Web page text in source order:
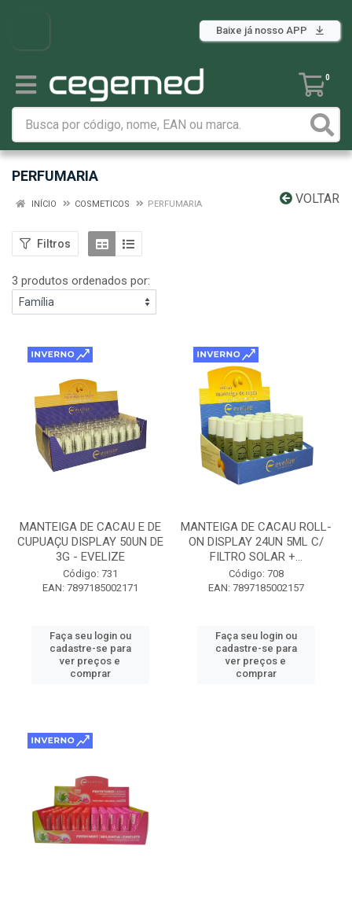
Baixe já nosso APP
0
PERFUMARIA
VOLTAR
INÍCIO COSMETICOS PERFUMARIA
Filtros
3 produtos ordenados por:
MANTEIGA DE CACAU E DE
CUPUAÇU DISPLAY 50UN DE
3G - EVELIZE
Código: 731
EAN: 7897185002171
Faça seu login ou
cadastre-se para
ver preços e
comprar
MANTEIGA DE CACAU ROLL-
ON DISPLAY 24UN 5ML C/
FILTRO SOLAR +...
Código: 708
EAN: 7897185002157
Faça seu login ou
cadastre-se para
ver preços e
comprar